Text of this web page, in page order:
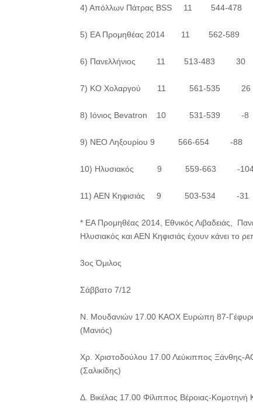
4) Απόλλων Πάτρας BSS 11 544-
5) ΕΑ Προμηθέας 2014 11 562-
6) Πανελλήνιος 11 513-483 30
7) ΚΟ Χολαργού 11 561-535 26
8) Ιόνιος Bevatron 10 531-539 -8
9) ΝΕΟ Ληξουρίου 9 566-654 -88
10) Ηλυσιακός 9 559-663 -
11) ΑΕΝ Κηφισιάς 9 503-534 -31
* EA Προμηθέας 2014, Εθνικός Λιβαδειάς,
Ηλυσιακός και ΑΕΝ Κηφισιάς έχουν κάνει το
3ος Όμιλος
Σάββατο 7/12
Ν. Μουδανιών 17.00 ΚΑΟΧ Ευρώπη 87-
(Μανιός)
Χρ. Χριστοδούλου 17.00 Λεύκιππος Ξάνθης-
(Σαλικίδης)
Δ. Βικέλας 17.00 Φίλιππος Βέροιας-